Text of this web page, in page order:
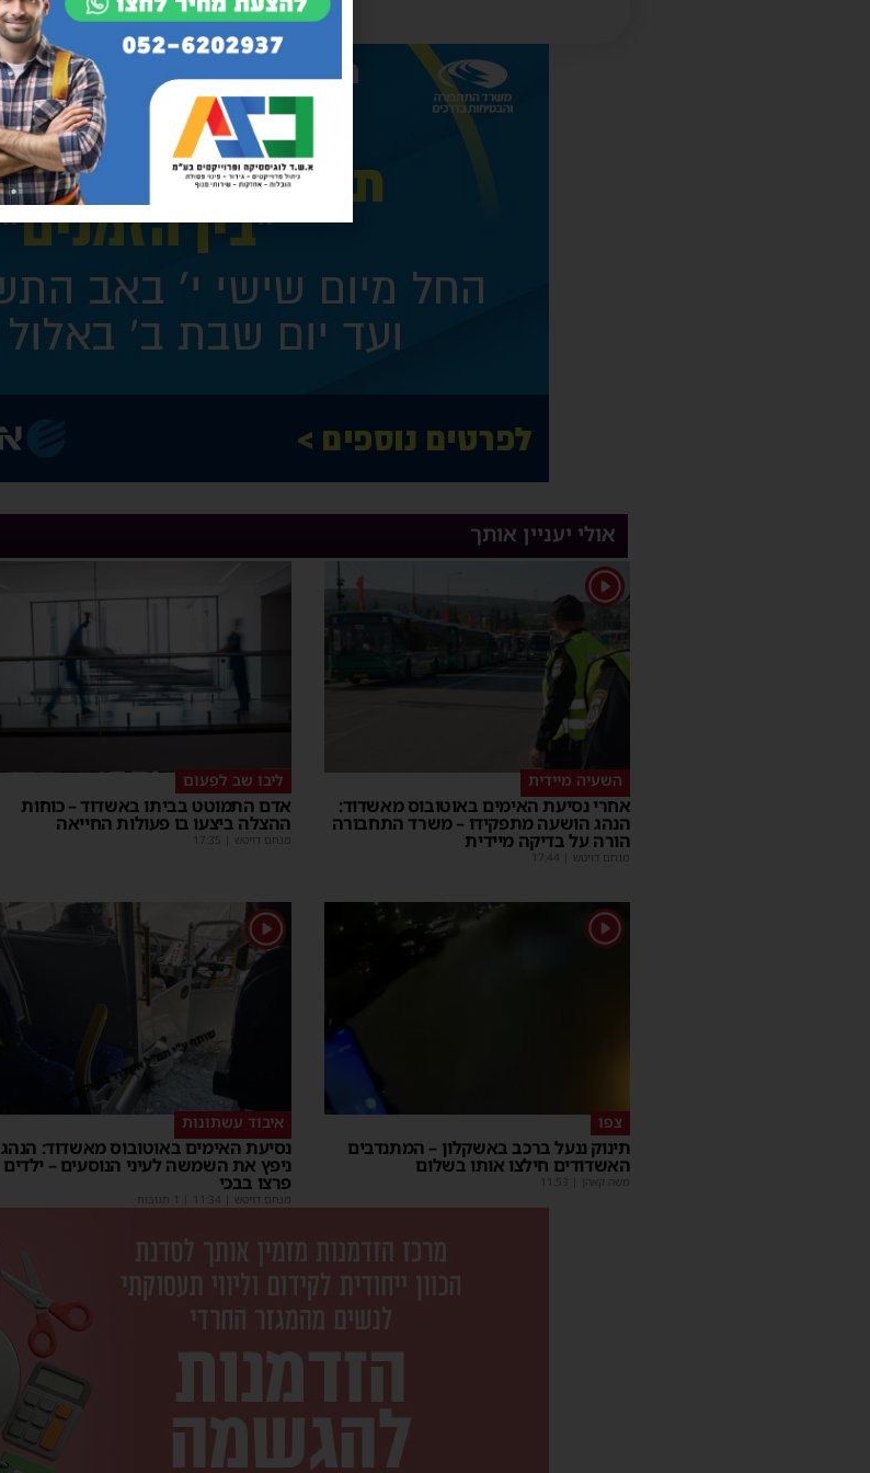
אולי יעניין אותך
1
השעיה מיידית
אחרי נסיעת האימים באוטובוס מאשדוד:
הנהג הושעה מתפקידו – משרד התחבורה
הורה על בדיקה מיידית
מנחם דויטש 17:44
ליבו שב לפעום
אדם התמוטט בביתו באשדוד – כוחות
ההצלה ביצעו בו פעולות החייאה
מנחם דויטש 17:35
1
צפו
תינוק ננעל ברכב באשקלון – המתנדבים
האשדודים חילצו אותו בשלום
משה קאהן 11:53
1
איבוד עשתונות
נסיעת האימים באוטובוס מאשדוד: הנהג
ניפץ את השמשה לעיני הנוסעים – ילדים
פרצו בבכי
מנחם דויטש 11:34